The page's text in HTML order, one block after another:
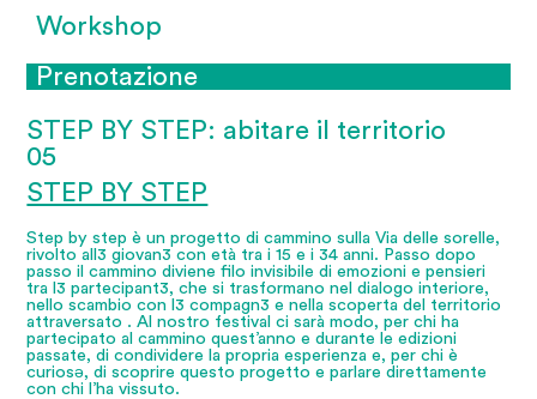
Workshop
Prenotazione
STEP BY STEP: abitare il territorio
05
STEP BY STEP
Step by step è un progetto di cammino sulla Via delle sorelle,
rivolto all3 giovan3 con età tra i 15 e i 34 anni. Passo dopo
passo il cammino diviene filo invisibile di emozioni e pensieri
tra l3 partecipant3, che si trasformano nel dialogo interiore,
nello scambio con l3 compagn3 e nella scoperta del territorio
attraversato . Al nostro festival ci sarà modo, per chi ha
partecipato al cammino quest’anno e durante le edizioni
passate, di condividere la propria esperienza e, per chi è
curiosə, di scoprire questo progetto e parlare direttamente
con chi l’ha vissuto.